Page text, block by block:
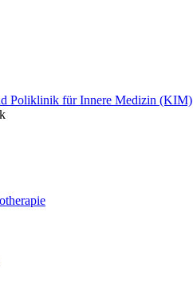
Poliklinik für Innere Medizin (KIM)